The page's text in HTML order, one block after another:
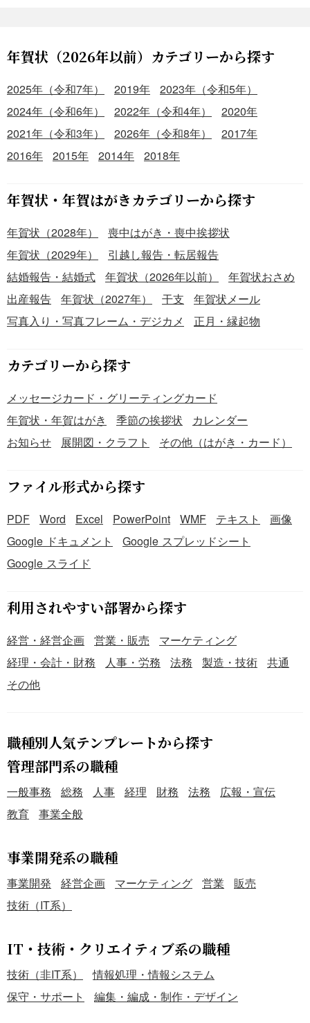
年賀状（2026年以前）カテゴリーから探す
2025年（令和7年） 2019年
2023年（令和5年）
2024年（令和6年）
2022年（令和4年）
2020年
2021年（令和3年）
2026年（令和8年）
2017年
2016年
2015年 2014年 2018年
年賀状・年賀はがきカテゴリーから探す
年賀状（2028年）
喪中はがき・喪中挨拶状
年賀状（2029年）
引越し報告・転居報告
結婚報告・結婚式
年賀状（2026年以前）
年賀状おさめ
出産報告
年賀状（2027年） 干支
年賀状メール
写真入り・写真フレーム・デジカメ
正月・縁起物
カテゴリーから探す
メッセージカード・グリーティングカード
年賀状・年賀はがき
季節の挨拶状
カレンダー
お知らせ
展開図・クラフト その他（はがき・カード）
ファイル形式から探す
PDF Word Excel PowerPoint WMF テキスト
画像
Google ドキュメント
Google スプレッドシート
Google スライド
利用されやすい部署から探す
経営・経営企画 営業・販売
マーケティング
経理・会計・財務
人事・労務 法務 製造・技術
共通
その他
職種別人気テンプレートから探す
管理部門系の職種
一般事務 総務 人事 経理 財務 法務
広報・宣伝
教育
事業全般
事業開発系の職種
事業開発 経営企画 マーケティング 営業
販売
技術（IT系）
IT・技術・クリエイティブ系の職種
技術（非IT系）
情報処理・情報システム
保守・サポート
編集・編成・制作・デザイン